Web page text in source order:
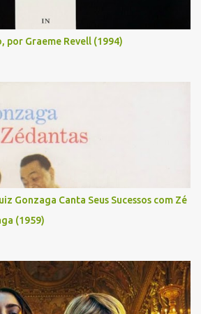
por Graeme Revell (1994)
Gonzaga Canta Seus Sucessos com Zé
(1959)